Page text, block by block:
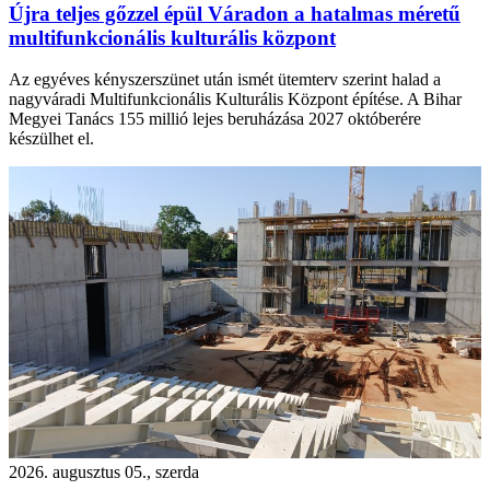
Újra teljes gőzzel épül Váradon a hatalmas méretű
multifunkcionális kulturális központ
Az egyéves kényszerszünet után ismét ütemterv szerint halad a
nagyváradi Multifunkcionális Kulturális Központ építése. A Bihar
Megyei Tanács 155 millió lejes beruházása 2027 októberére
készülhet el.
2026. augusztus 05., szerda